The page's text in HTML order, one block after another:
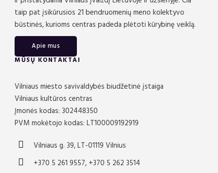
taip pat įsikūrusios 21 bendruomenių meno kolektyvo
būstinės, kurioms centras padeda plėtoti kūrybinę veiklą.
Apie mus
MŪSŲ KONTAKTAI
Vilniaus miesto savivaldybės biudžetinė įstaiga
Vilniaus kultūros centras
Įmonės kodas: 302448350
PVM mokėtojo kodas: LT100009192919
Vilniaus g. 39, LT-01119 Vilnius
+370 5 261 9557, +370 5 262 3514